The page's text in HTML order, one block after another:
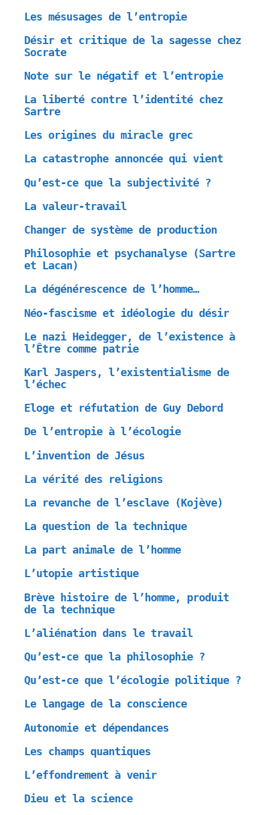
Les mésusages de l’entropie
Désir et critique de la sagesse chez
Socrate
Note sur le négatif et l’entropie
La liberté contre l’identité chez
Sartre
Les origines du miracle grec
La catastrophe annoncée qui vient
Qu’est-ce que la subjectivité ?
La valeur-travail
Changer de système de production
Philosophie et psychanalyse (Sartre
et Lacan)
La dégénérescence de l’homme…
Néo-fascisme et idéologie du désir
Le nazi Heidegger, de l’existence à
l’Être comme patrie
Karl Jaspers, l’existentialisme de
l’échec
Eloge et réfutation de Guy Debord
De l’entropie à l’écologie
L’invention de Jésus
La vérité des religions
La revanche de l’esclave (Kojève)
La question de la technique
La part animale de l’homme
L’utopie artistique
Brève histoire de l’homme, produit
de la technique
L’aliénation dans le travail
Qu’est-ce que la philosophie ?
Qu’est-ce que l’écologie politique ?
Le langage de la conscience
Autonomie et dépendances
Les champs quantiques
L’effondrement à venir
Dieu et la science